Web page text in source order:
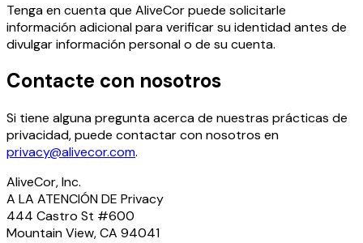
Tenga en cuenta que AliveCor puede solicitarle
información adicional para verificar su identidad antes de
divulgar información personal o de su cuenta.
Contacte con nosotros
Si tiene alguna pregunta acerca de nuestras prácticas de
privacidad, puede contactar con nosotros en
privacy@alivecor.com.
AliveCor, Inc.
A LA ATENCIÓN DE Privacy
444 Castro St #600
Mountain View, CA 94041